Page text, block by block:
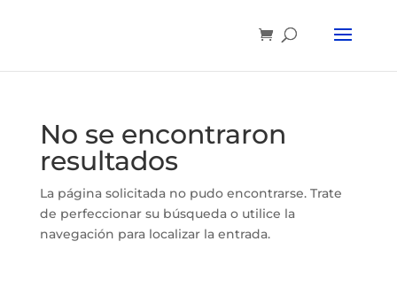
No se encontraron
resultados
La página solicitada no pudo encontrarse. Trate
de perfeccionar su búsqueda o utilice la
navegación para localizar la entrada.